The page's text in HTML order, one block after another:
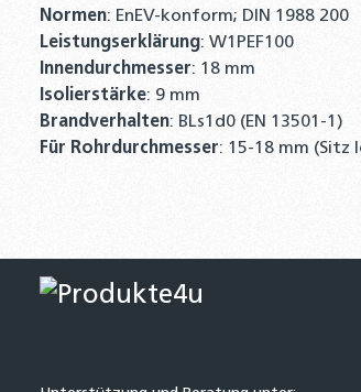
Normen: EnEV-konform; DIN 1988 200
Leistungserklärung: W1PEF100
Innendurchmesser: 18 mm
Isolierstärke: 9 mm
Brandverhalten: BLs1d0 (EN 13501-1)
Für Rohrdurchmesser: 15-18 mm (Sitz